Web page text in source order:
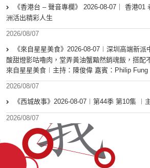
《香港台 – 聲音專欄》 2026-08-07｜ 香港01
洲活出精彩人生
2026/08/07
《來自星星美食》2026-08-07︱深圳高端新
酸甜燈影咕嚕肉，堂弄黃油蟹黯然銷魂飯，搭配
來自星星美食︱主持：陳俊偉 嘉賓：Philip Fung
2026/08/07
《西城故事》2026-08-07︱第44季 第10集 ︱
2026/08/07